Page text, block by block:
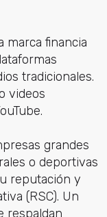
financia
tradicionales.
videos
grandes
o deportivas
reputación y
(RSC). Un
respaldan